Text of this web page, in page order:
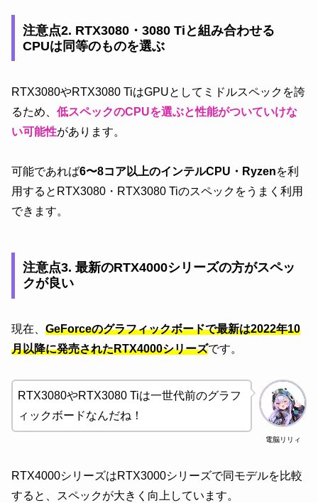
注意点2. RTX3080・3080 Tiと組み合わせる
CPUは同等のものを選ぶ
RTX3080やRTX3080 TiはGPUとしてミドルスペックを誇
るため、 低スペックのCPUを選ぶと性能がついていけな
い可能性があります。
可能であれば6〜8コア以上のインテルCPU・Ryzenを利
用するとRTX3080・RTX3080 Tiのスペックをうまく利用
できます。
注意点3. 最新のRTX4000シリーズの方がスペッ
クが良い
現在、 GeForceのグラフィックボードで最新は2022年10
月以降に発売されたRTX4000シリーズです。
電脳リリィ
RTX3080やRTX3080 Tiは一世代前のグラフ
ィックボードなんだね！
RTX4000シリーズはRTX3000シリーズで同モデルを比較
すると、スペックが大きく向上しています。